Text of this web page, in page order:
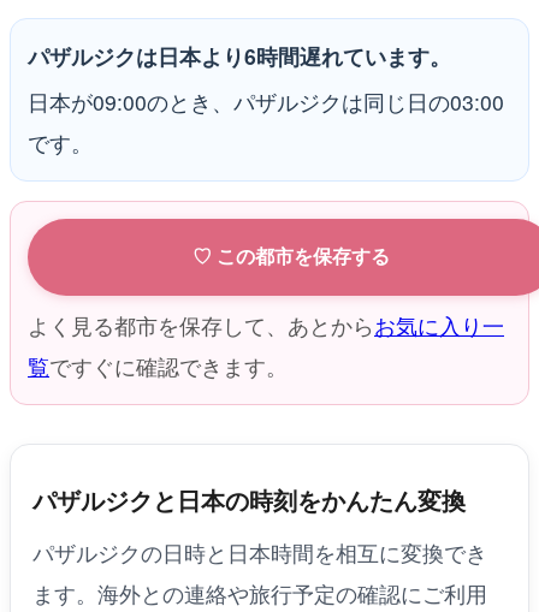
パザルジクは日本より6時間遅れています。
日本が09:00のとき、パザルジクは同じ日の03:00
です。
♡ この都市を保存する
よく見る都市を保存して、あとからお気に入り一
覧ですぐに確認できます。
パザルジクと日本の時刻をかんたん変換
パザルジクの日時と日本時間を相互に変換でき
ます。海外との連絡や旅行予定の確認にご利用